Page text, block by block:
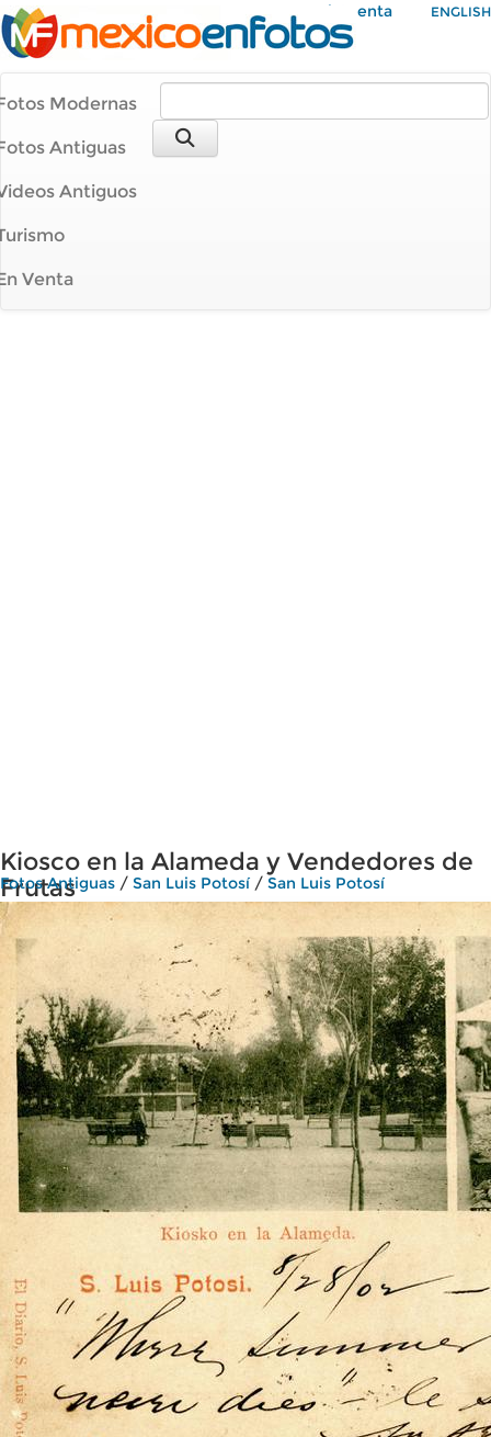
Mi Cuenta ENGLISH
Modernas
Antiguas
Antiguos
Venta
Kiosco en la Alameda y Vendedores de
Frutas
Fotos Antiguas / San Luis Potosí / San Luis Potosí